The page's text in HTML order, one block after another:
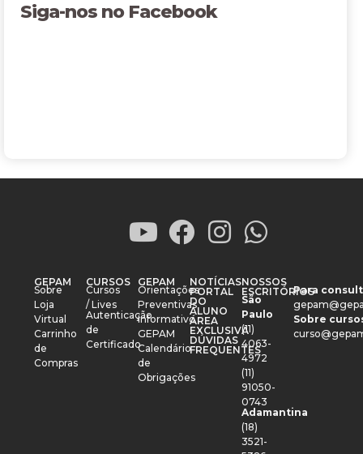
Siga-nos no Facebook
GEPAM
Sobre
Loja
Virtual
Carrinho
de
Compras
CURSOS
Cursos
/ Lives
Autenticação
de
Certificado
GEPAM
Orientações
Preventivas
Informativo
GEPAM
Calendário
de
Obrigações
NOTÍCIAS
PORTAL
DO
ALUNO
ÁREA
EXCLUSIVA
DÚVIDAS
FREQUENTES
NOSSOS
ESCRITÓRIOS
São
Paulo
(11)
4063-
4972
(11)
91050-
0743
Adamantina
(18)
3521-
Para
Sobre